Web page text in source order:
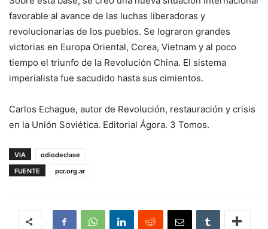
favorable al avance de las luchas liberadoras y
revolucionarias de los pueblos. Se lograron grandes
victorias en Europa Oriental, Corea, Vietnam y al poco
tiempo el triunfo de la Revolución China. El sistema
imperialista fue sacudido hasta sus cimientos.
Carlos Echague, autor de Revolución, restauración y crisis
en la Unión Soviética. Editorial Ágora. 3 Tomos.
VIA
odiodeclase
FUENTE
pcr.org.ar